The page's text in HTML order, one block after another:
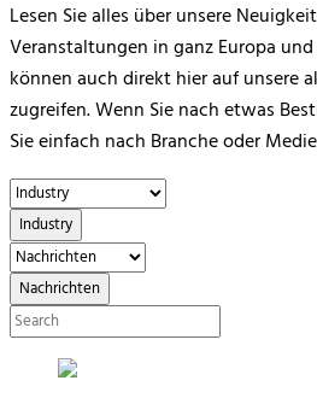
Lesen Sie alles über unsere
Veranstaltungen in ganz Europa
können auch direkt hier auf unsere
zugreifen. Wenn Sie nach etwas
Sie einfach nach Branche oder
Industry
Nachrichten